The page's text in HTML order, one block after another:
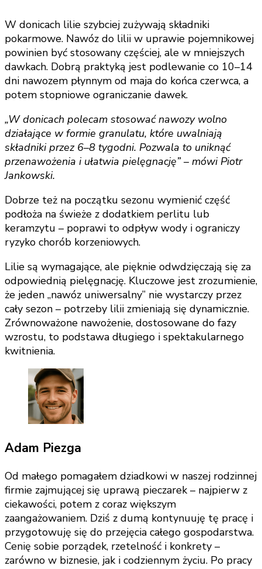
W donicach lilie szybciej zużywają składniki
pokarmowe. Nawóz do lilii w uprawie pojemnikowej
powinien być stosowany częściej, ale w mniejszych
dawkach. Dobrą praktyką jest podlewanie co 10–14
dni nawozem płynnym od maja do końca czerwca, a
potem stopniowe ograniczanie dawek.
„W donicach polecam stosować nawozy wolno
działające w formie granulatu, które uwalniają
składniki przez 6–8 tygodni. Pozwala to uniknąć
przenawożenia i ułatwia pielęgnację” – mówi Piotr
Jankowski.
Dobrze też na początku sezonu wymienić część
podłoża na świeże z dodatkiem perlitu lub
keramzytu – poprawi to odpływ wody i ograniczy
ryzyko chorób korzeniowych.
Lilie są wymagające, ale pięknie odwdzięczają się za
odpowiednią pielęgnację. Kluczowe jest zrozumienie,
że jeden „nawóz uniwersalny” nie wystarczy przez
cały sezon – potrzeby lilii zmieniają się dynamicznie.
Zrównoważone nawożenie, dostosowane do fazy
wzrostu, to podstawa długiego i spektakularnego
kwitnienia.
Adam Piezga
Od małego pomagałem dziadkowi w naszej rodzinnej
firmie zajmującej się uprawą pieczarek – najpierw z
ciekawości, potem z coraz większym
zaangażowaniem. Dziś z dumą kontynuuję tę pracę i
przygotowuję się do przejęcia całego gospodarstwa.
Cenię sobie porządek, rzetelność i konkrety –
zarówno w biznesie, jak i codziennym życiu. Po pracy